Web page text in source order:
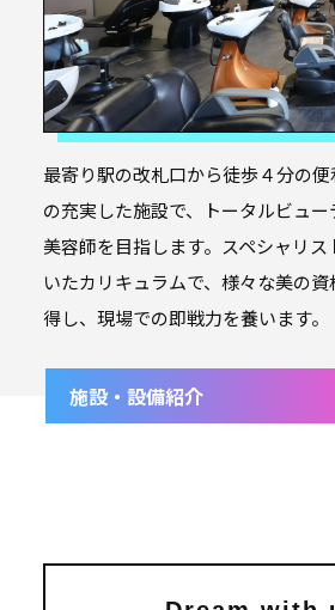
最寄り駅の改札口から徒歩４分の
の充実した施設で、トータルビュ
美容師を目指します。スペシャリ
いたカリキュラムで、様々な美の
得し、現場での即戦力を養います。
施設・設備紹介